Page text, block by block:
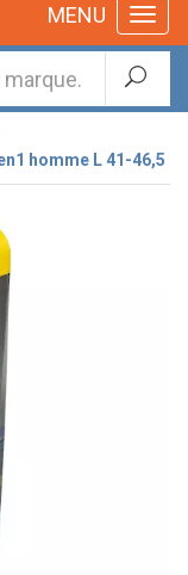
MENU
homme L 41-46,5